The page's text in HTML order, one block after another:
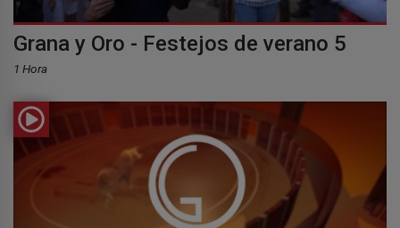
Grana y Oro - Festejos de verano 5
1 Hora